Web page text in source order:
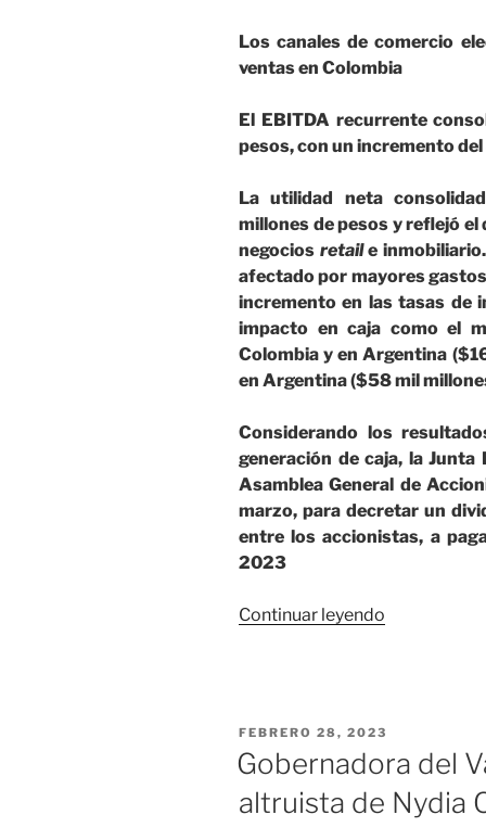
Los canales de comercio
ventas en Colombia
El EBITDA recurrente
pesos, con un incremento
La utilidad neta
millones de pesos y reflejó el
negocios retaile inmobiliario
afectado por mayores
incremento en las tasas de
impacto en caja como el
Colombia y en Argentina
en Argentina ($58 mil
Considerando los
generación de caja, la
Asamblea General de
marzo, para decretar un
entre los accionistas, a
2023
Continuar leyendo
consolidados
en
2022
PUBLICADO
EL
FEBRERO 28, 2023
Gobernadora del
altruista de Nydia